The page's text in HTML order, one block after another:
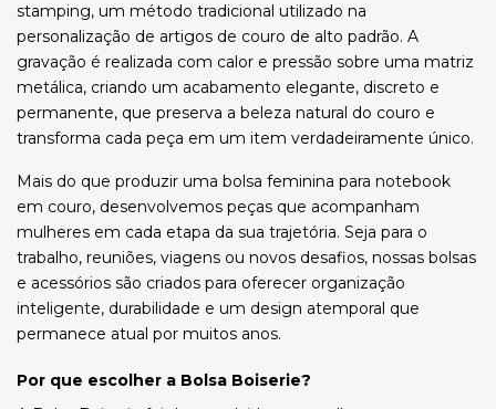
stamping, um método tradicional utilizado na
personalização de artigos de couro de alto padrão. A
gravação é realizada com calor e pressão sobre uma matriz
metálica, criando um acabamento elegante, discreto e
permanente, que preserva a beleza natural do couro e
transforma cada peça em um item verdadeiramente único.
Mais do que produzir uma bolsa feminina para notebook
em couro, desenvolvemos peças que acompanham
mulheres em cada etapa da sua trajetória. Seja para o
trabalho, reuniões, viagens ou novos desafios, nossas bolsas
e acessórios são criados para oferecer organização
inteligente, durabilidade e um design atemporal que
permanece atual por muitos anos.
Por que escolher a Bolsa Boiserie?